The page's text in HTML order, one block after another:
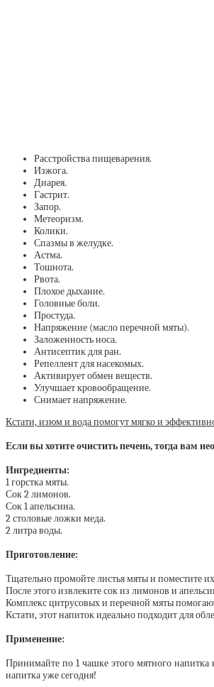
Расстройства пищеварения.
Изжога.
Диарея.
Гастрит.
Запор.
Метеоризм.
Колики.
Спазмы в желудке.
Астма.
Тошнота.
Рвота.
Плохое дыхание.
Головные боли.
Простуда.
Напряжение (масло перечной мяты).
Заложенность носа.
Антисептик для ран.
Репеллент для насекомых.
Активирует обмен веществ.
Улучшает кровообращение.
Снимает напряжение.
Кстати, изюм и вода помогут мягко и
Если вы хотите очистить печень, тогда вам
Ингредиенты:
1 горстка мяты.
Сок 2 лимонов.
Сок 1 апельсина.
2 столовые ложки меда.
2 литра воды.
Приготовление:
Тщательно промойте листья мяты и поместите
После этого извлеките сок из лимонов и
Комплекс цитрусовых и перечной мяты
Кстати, этот напиток идеально подходит для
Применение:
Принимайте по 1 чашке этого мятного напитка
напитка уже сегодня!